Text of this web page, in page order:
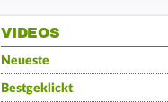
VIDEOS
Neueste
Bestgeklickt